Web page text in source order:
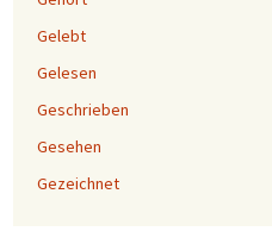
Gelebt
Gelesen
Geschrieben
Gesehen
Gezeichnet